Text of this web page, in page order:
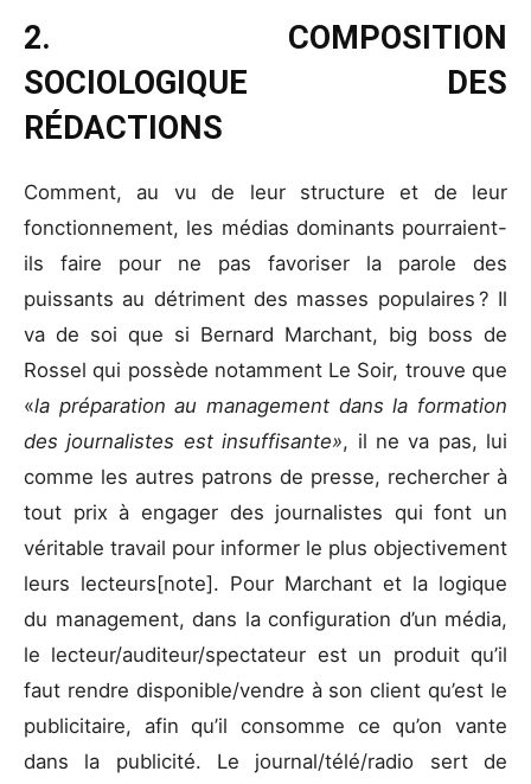
2. COMPOSITION
SOCIOLOGIQUE DES
RÉDACTIONS
Comment, au vu de leur structure et de leur
fonctionnement, les médias dominants pourraient-
ils faire pour ne pas favoriser la parole des
puissants au détriment des masses populaires ? Il
va de soi que si Bernard Marchant, big boss de
Rossel qui possède notamment Le Soir, trouve que
«la préparation au management dans la formation
des journalistes est insuffisante», il ne va pas, lui
comme les autres patrons de presse, rechercher à
tout prix à engager des journalistes qui font un
véritable travail pour informer le plus objectivement
leurs lecteurs[note]. Pour Marchant et la logique
du management, dans la configuration d’un média,
le lecteur/auditeur/spectateur est un produit qu’il
faut rendre disponible/vendre à son client qu’est le
publicitaire, afin qu’il consomme ce qu’on vante
dans la publicité. Le journal/télé/radio sert de